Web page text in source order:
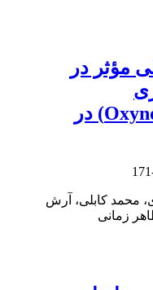
مؤثر در
(Oxynoemacheilus bergianus) در
محمد کابلی، آرش
زمانی